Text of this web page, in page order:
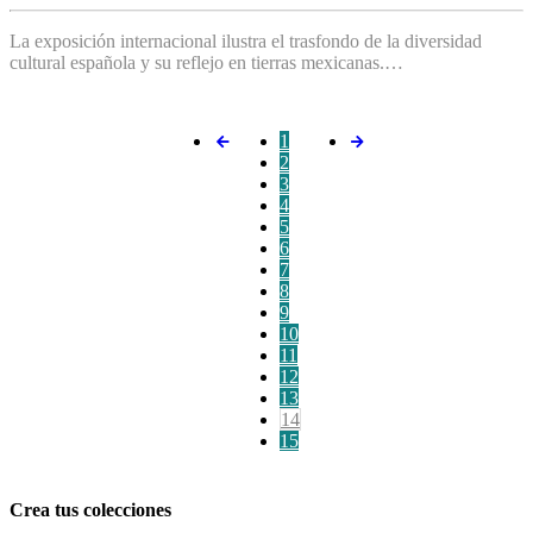
La exposición internacional ilustra el trasfondo de la diversidad
cultural española y su reflejo en tierras mexicanas.…
1
2
3
4
5
6
7
8
9
10
11
12
13
14
15
Crea tus colecciones